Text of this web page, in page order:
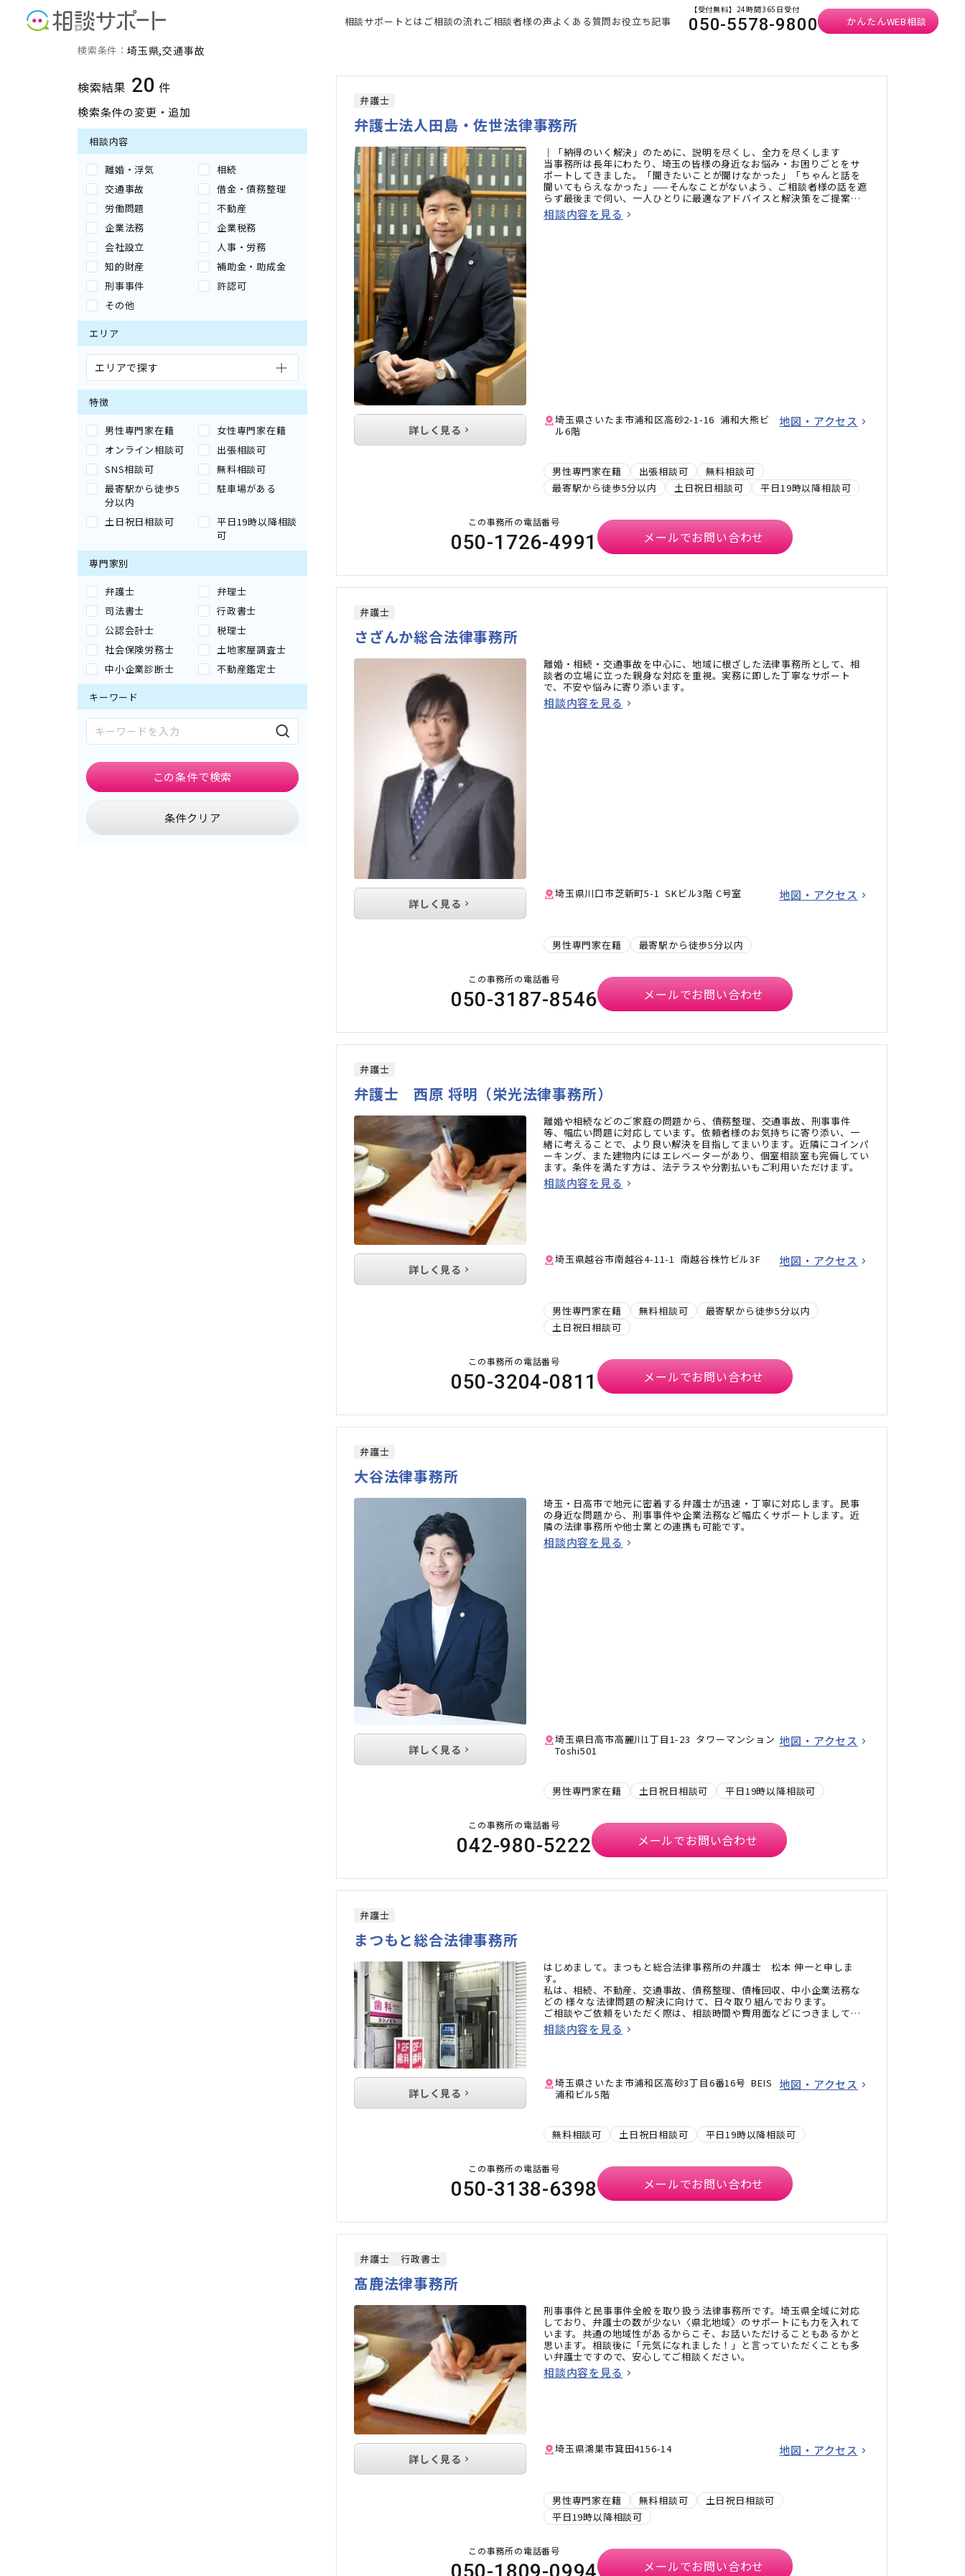
相談サポートとは ご相談の流れご相談者様の声よくある質問お役立ち記事
【受付無料】24時間365日受付
050-5578-9800 かんたんWEB相談
埼玉県の交通事故に強い専門家の検索結果
検索条件： 埼玉県 交通事故
検索結果 20 件
検索条件の変更・追加
相談内容
離婚・浮気
相続
交通事故
借金・債務整理
労働問題
不動産
企業法務
企業税務
会社設立
人事・労務
知的財産
補助金・助成金
刑事事件
許認可
その他
エリア
エリアで探す
特徴
男性専門家在籍
女性専門家在籍
オンライン相談可
出張相談可
SNS相談可
無料相談可
最寄駅から徒歩5
分以内
駐車場がある
土日祝日相談可
平日19時以降相談
可
専門家別
弁護士
弁理士
司法書士
行政書士
公認会計士
税理士
社会保険労務士
土地家屋調査士
中小企業診断士
不動産鑑定士
キーワード
条件クリア
この条件で検索
弁護士
弁護士法人田島・佐世法律事務所
｜「納得のいく解決」のために、説明を尽くし、全力を尽くします
当事務所は長年にわたり、埼玉の皆様の身近なお悩み・お困りごとをサ
ポートしてきました。「聞きたいことが聞けなかった」「ちゃんと話を
聞いてもらえなかった」——そんなことがないよう、ご相談者様の話を遮
らず最後まで伺い、一人ひとりに最適なアドバイスと解決策をご提案い
たします。
相談内容を見る
埼玉県さいたま市浦和区高砂2-1-16 浦和大熊ビ
ル6階
地図・アクセス
男性専門家在籍 出張相談可
無料相談可
最寄駅から徒歩5分以内
土日祝日相談可 平日19時以降相談可
詳しく見る
この事務所の電話番号
050-1726-4991 メールでお問い合わせ
弁護士
さざんか総合法律事務所
離婚・相続・交通事故を中心に、地域に根ざした法律事務所として、相
談者の立場に立った親身な対応を重視。実務に即した丁寧なサポート
で、不安や悩みに寄り添います。
相談内容を見る
埼玉県川口市芝新町5-1 SKビル3階 C号室 地図・アクセス
男性専門家在籍 最寄駅から徒歩5分以内
詳しく見る
この事務所の電話番号
050-3187-8546 メールでお問い合わせ
弁護士
弁護士 西原 将明（栄光法律事務所）
離婚や相続などのご家庭の問題から、債務整理、交通事故、刑事事件
等、幅広い問題に対応しています。依頼者様のお気持ちに寄り添い、一
緒に考えることで、より良い解決を目指してまいります。近隣にコインパ
ーキング、また建物内にはエレベーターがあり、個室相談室も完備してい
ます。条件を満たす方は、法テラスや分割払いもご利用いただけます。
相談内容を見る
埼玉県越谷市南越谷4-11-1 南越谷株竹ビル3F 地図・アクセス
男性専門家在籍 無料相談可
最寄駅から徒歩5分以内
土日祝日相談可
詳しく見る
この事務所の電話番号
050-3204-0811 メールでお問い合わせ
弁護士
大谷法律事務所
埼玉・日高市で地元に密着する弁護士が迅速・丁寧に対応します。民事
の身近な問題から、刑事事件や企業法務など幅広くサポートします。近
隣の法律事務所や他士業との連携も可能です。
相談内容を見る
埼玉県日高市高麗川1丁目1-23 タワーマンション
Toshi501
地図・アクセス
男性専門家在籍 土日祝日相談可 平日19時以降相談可
詳しく見る
この事務所の電話番号
042-980-5222 メールでお問い合わせ
弁護士
まつもと総合法律事務所
はじめまして。まつもと総合法律事務所の弁護士 松本 伸一と申しま
す。
私は、相続、不動産、交通事故、債務整理、債権回収、中小企業法務な
どの 様々な法律問題の解決に向けて、日々取り組んでおります。
ご相談やご依頼をいただく際は、相談時間や費用面などにつきまして
も、柔軟に対応することを心掛けております。
また、ご依頼につながらなくても、専門家の観点から、ご相談者様のお
相談内容を見る
埼玉県さいたま市浦和区高砂3丁目6番16号 BEIS
浦和ビル5階
地図・アクセス
無料相談可 土日祝日相談可 平日19時以降相談可
詳しく見る
この事務所の電話番号
050-3138-6398 メールでお問い合わせ
弁護士 行政書士
髙鹿法律事務所
刑事事件と民事事件全般を取り扱う法律事務所です。埼玉県全域に対応
しており、弁護士の数が少ない〈県北地域〉のサポートにも力を入れて
います。共通の地域性があるからこそ、お話いただけることもあるかと
思います。相談後に「元気になれました！」と言っていただくことも多
い弁護士ですので、安心してご相談ください。
相談内容を見る
埼玉県鴻巣市箕田4156-14 地図・アクセス
男性専門家在籍 無料相談可
土日祝日相談可
平日19時以降相談可
詳しく見る
この事務所の電話番号
メールでお問い合わせ